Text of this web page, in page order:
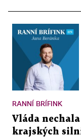
RANNÍ BRÍFINK
Vláda
krajských